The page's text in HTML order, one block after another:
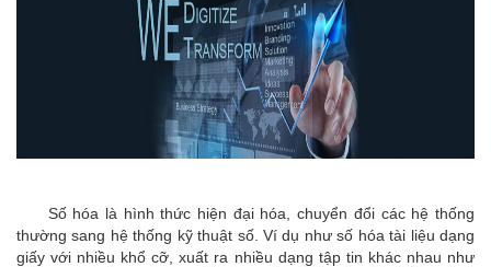
Số hóa là hình thức hiện đại hóa, chuyển đổi các hệ thống
thường sang hệ thống kỹ thuật số. Ví dụ như số hóa tài liệu dạng
giấy với nhiều khổ cỡ, xuất ra nhiều dạng tập tin khác nhau như